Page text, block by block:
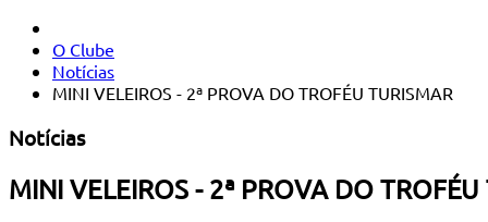
O Clube
Notícias
MINI VELEIROS - 2ª PROVA DO TROFÉU TURISMAR
Notícias
MINI VELEIROS - 2ª PROVA DO